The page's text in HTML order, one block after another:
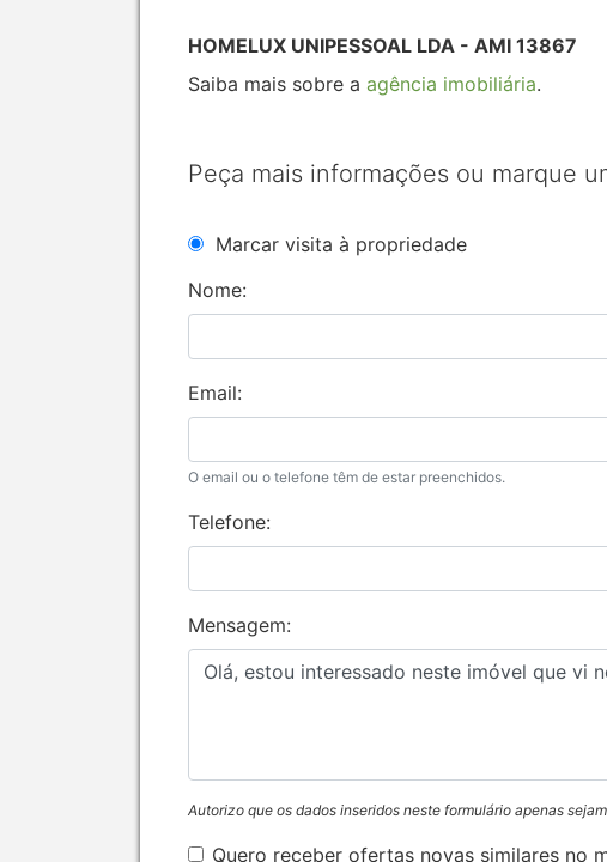
HOMELUX UNIPESSOAL LDA - AMI 13867
Saiba mais sobre a agência imobiliária.
Peça mais informações ou marque
Marcar visita à propriedade
Nome:
Email:
O email ou o telefone têm de estar preenchidos.
Telefone:
Mensagem:
Autorizo que os dados inseridos neste formulário apenas
Quero receber ofertas novas similares no